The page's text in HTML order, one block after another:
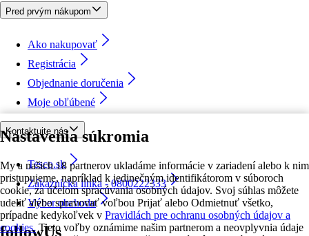
Nastavenia súkromia
My a našich 18 partnerov ukladáme informácie v zariadení alebo k nim
pristupujeme, napríklad k jedinečným identifikátorom v súboroch
cookie, za účelom spracúvania osobných údajov. Svoj súhlas môžete
udeliť alebo spravovať voľbou Prijať alebo Odmietnuť všetko,
prípadne kedykoľvek v Pravidlách pre ochranu osobných údajov a
cookies. Tieto voľby oznámime našim partnerom a neovplyvnia údaje
Pred prvým nákupom
Ako nakupovať
Registrácia
Objednanie doručenia
Moje obľúbené
Kontaktujte nás
Tesco.sk
Zákaznícka linka - 0800222333
Výber obchodu
followUs